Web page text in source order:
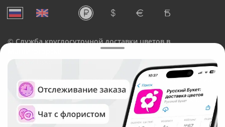
©Служба круглосуточной доставки цветов в
Русский Букет, 2026
Общество с ограниченной ответственностью «Технология»
ОГРН: 1195476081745, ИНН: 5410081997
Юридический адрес: г. Новосибирск, ул. Ипподромская,
д.42, оф. 3